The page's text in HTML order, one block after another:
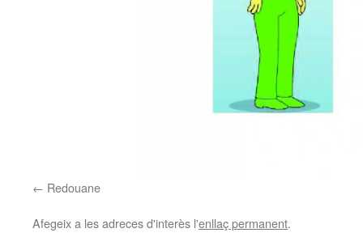
Redouane
Afegeix a les adreces d'interès l'enllaç permanent.